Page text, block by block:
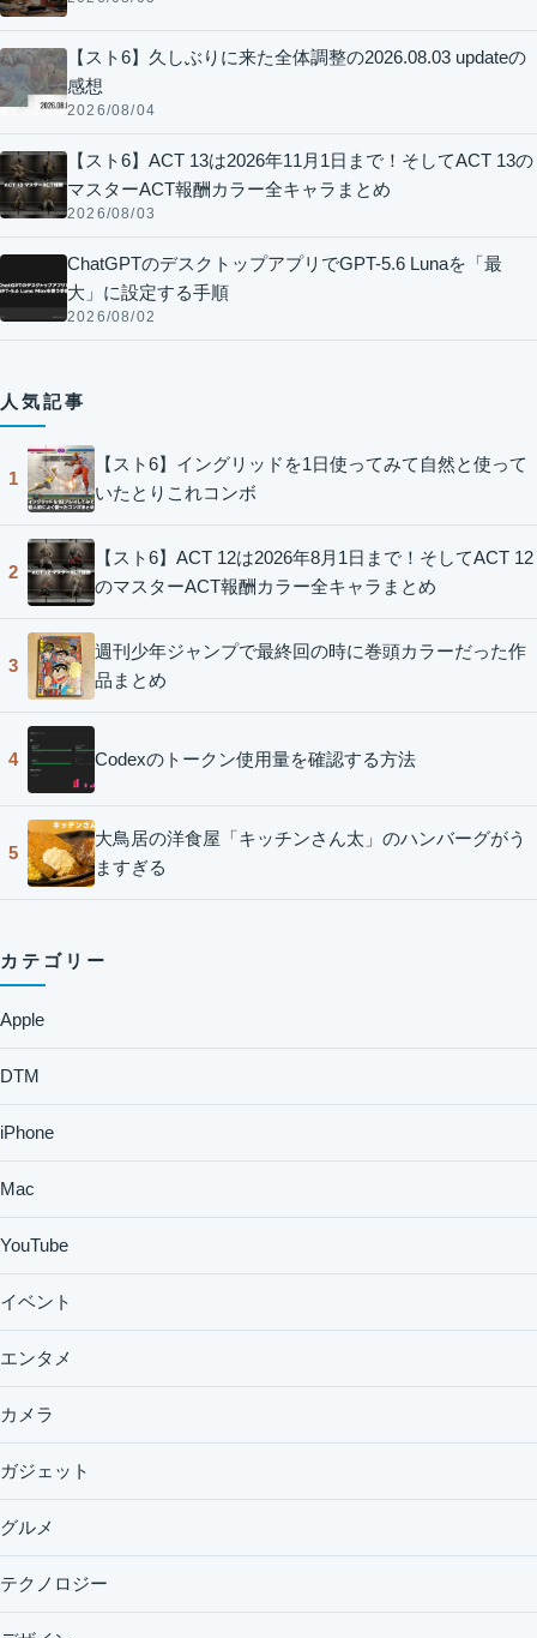
【スト6】久しぶりに来た全体調整の2026.08.03 updateの
感想
2026/08/04
【スト6】ACT 13は2026年11月1日まで！そしてACT 13の
マスターACT報酬カラー全キャラまとめ
2026/08/03
ChatGPTのデスクトップアプリでGPT-5.6 Lunaを「最
大」に設定する手順
2026/08/02
人気記事
1
【スト6】イングリッドを1日使ってみて自然と使って
いたとりこれコンボ
2
【スト6】ACT 12は2026年8月1日まで！そしてACT 12
のマスターACT報酬カラー全キャラまとめ
3
週刊少年ジャンプで最終回の時に巻頭カラーだった作
品まとめ
4 Codexのトークン使用量を確認する方法
5
大鳥居の洋食屋「キッチンさん太」のハンバーグがう
ますぎる
カテゴリー
Apple
DTM
iPhone
Mac
YouTube
イベント
エンタメ
カメラ
ガジェット
グルメ
テクノロジー